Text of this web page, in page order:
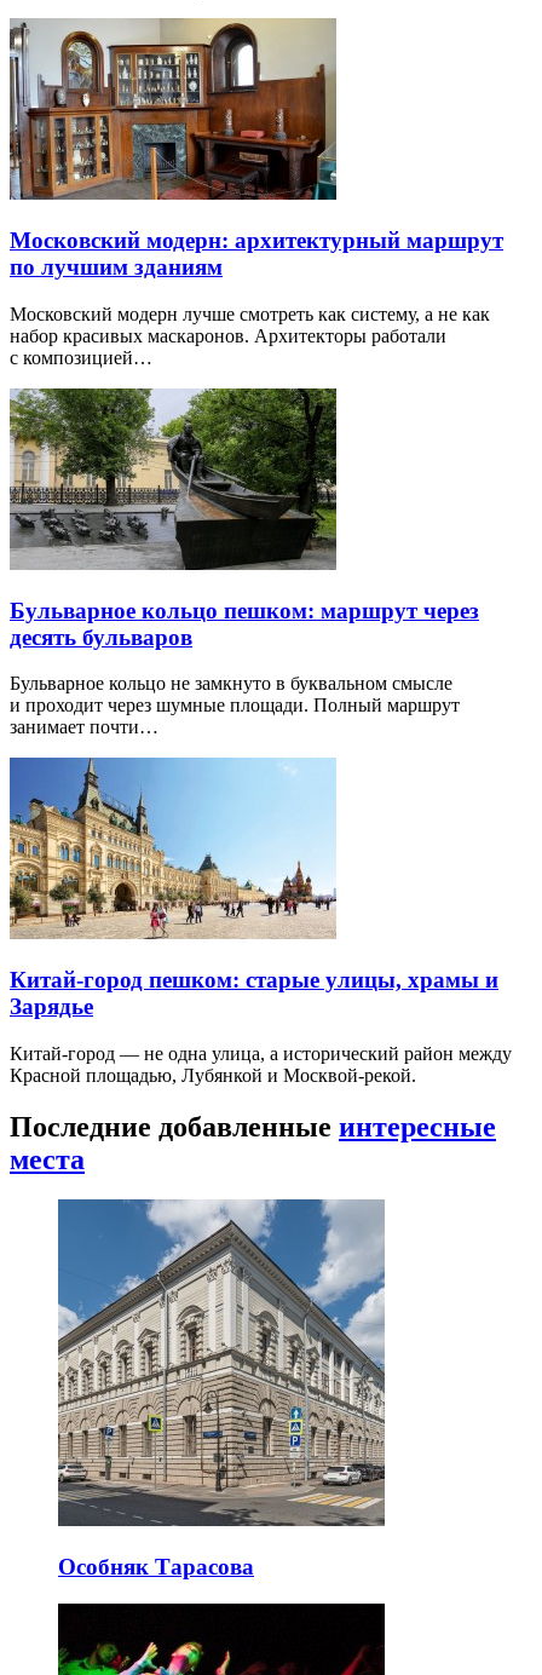
Московский модерн: архитектурный маршрут
по лучшим зданиям
Московский модерн лучше смотреть как систему, а не как
набор красивых маскаронов. Архитекторы работали
с композицией…
Бульварное кольцо пешком: маршрут через
десять бульваров
Бульварное кольцо не замкнуто в буквальном смысле
и проходит через шумные площади. Полный маршрут
занимает почти…
Китай-город пешком: старые улицы, храмы и
Зарядье
Китай-город — не одна улица, а исторический район между
Красной площадью, Лубянкой и Москвой-рекой.
Последние добавленные интересные
места
Особняк Тарасова